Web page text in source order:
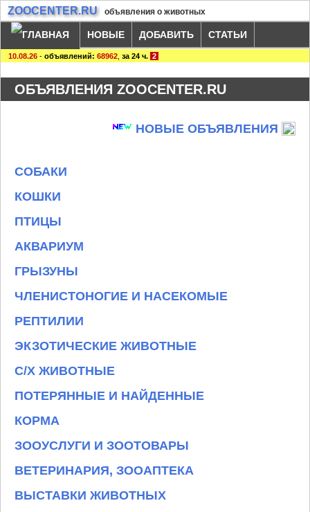
ZOOCENTER.RU объявления о животных
НОВЫЕ ДОБАВИТЬ СТАТЬИ
10.08.26 - объявлений: 68962 за 24 ч. 2
ОБЪЯВЛЕНИЯ ZOOCENTER.RU
НОВЫЕ ОБЪЯВЛЕНИЯ
СОБАКИ
КОШКИ
ПТИЦЫ
АКВАРИУМ
ГРЫЗУНЫ
ЧЛЕНИСТОНОГИЕ И НАСЕКОМЫЕ
РЕПТИЛИИ
ЭКЗОТИЧЕСКИЕ ЖИВОТНЫЕ
С/Х ЖИВОТНЫЕ
ПОТЕРЯННЫЕ И НАЙДЕННЫЕ
КОРМА
ЗООУСЛУГИ И ЗООТОВАРЫ
ВЕТЕРИНАРИЯ, ЗООАПТЕКА
ВЫСТАВКИ ЖИВОТНЫХ